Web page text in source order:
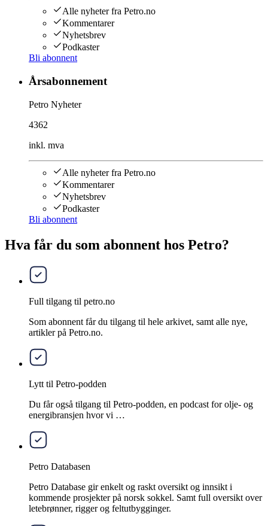
Alle nyheter fra Petro.no
Kommentarer
Nyhetsbrev
Podkaster
Bli abonnent
Årsabonnement
Petro Nyheter
4362
inkl. mva
Alle nyheter fra Petro.no
Kommentarer
Nyhetsbrev
Podkaster
Bli abonnent
Hva får du som abonnent hos Petro?
Full tilgang til petro.no
Som abonnent får du tilgang til hele arkivet, samt alle nye,
artikler på Petro.no.
Lytt til Petro-podden
Du får også tilgang til Petro-podden, en podcast for olje- og
energibransjen hvor vi …
Petro Databasen
Petro Database gir enkelt og raskt oversikt og innsikt i
kommende prosjekter på norsk sokkel. Samt full oversikt over
letebrønner, rigger og feltutbygginger.